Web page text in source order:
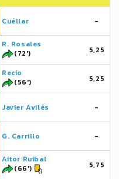
Cuéllar -
R. Rosales
(72')
5,25
Recio
(56')
5,25
Javier Avilés -
G. Carrillo -
Aitor Ruibal
(66')
5,75